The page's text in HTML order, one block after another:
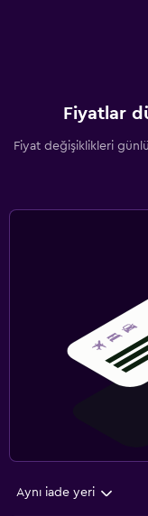
Fiyatlar
Fiyat değişiklikleri
Aynı iade yeri